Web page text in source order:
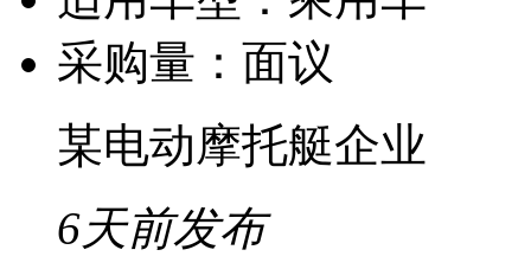
采购量： 面议
某电动摩托艇企业
6天前发布